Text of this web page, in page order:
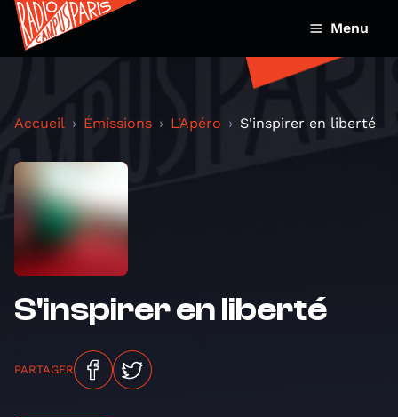
Menu
Accueil Émissions L'Apéro S'inspirer en liberté
S'inspirer en liberté
PARTAGER